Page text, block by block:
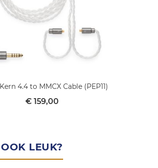
4.4 to MMCX Cable (PEP11)
€ 159,00
LEUK?